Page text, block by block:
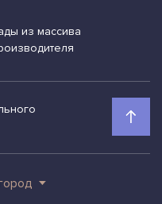
из массива